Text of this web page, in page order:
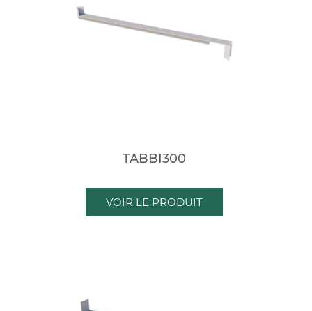
TABBI300
VOIR LE PRODUIT